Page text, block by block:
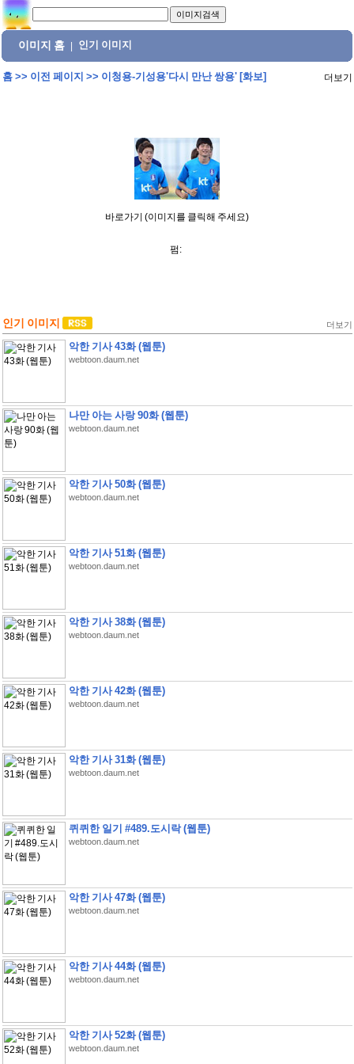
이미지 홈 인기 이미지
홈>> 이전 페이지 >> 이청용-기성용'다시 만난 쌍용' [화보] 더보기
바로가기 (이미지를 클릭해 주세요)
펌:
인기 이미지 더보기
악한 기사 43화 (웹툰)
webtoon.daum.net
나만 아는 사랑 90화 (웹툰)
webtoon.daum.net
악한 기사 50화 (웹툰)
webtoon.daum.net
악한 기사 51화 (웹툰)
webtoon.daum.net
악한 기사 38화 (웹툰)
webtoon.daum.net
악한 기사 42화 (웹툰)
webtoon.daum.net
악한 기사 31화 (웹툰)
webtoon.daum.net
퀴퀴한 일기 #489.도시락 (웹툰)
webtoon.daum.net
악한 기사 47화 (웹툰)
webtoon.daum.net
악한 기사 44화 (웹툰)
webtoon.daum.net
악한 기사 52화 (웹툰)
webtoon.daum.net